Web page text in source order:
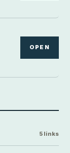
OPEN
5 links